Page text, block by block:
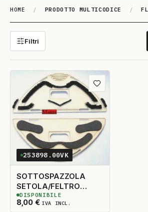
HOME / PRODOTTO MULTICODICE /
FL642
Filtri
Aggiungi ai preferiti
253898.00VK
SOTTOSPAZZOLA
SETOLA/FELTRO
VK130/VK131
ADATTABILE
8,00 € IVA INCL.
2DISPONIBILI
DISPONIBILE